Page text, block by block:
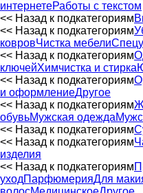
интернетеРаботы с текстом
<< Назад к подкатегориям
<< Назад к подкатегориям
ковровЧистка мебели
<< Назад к подкатегориям
ключейХимчистка и стирка
<< Назад к подкатегориям
и оформлениеДругое
<< Назад к подкатегориям
обувьМужская одежда
<< Назад к подкатегориям
<< Назад к подкатегориям
изделия
<< Назад к подкатегориям
уходПарфюмерияДля